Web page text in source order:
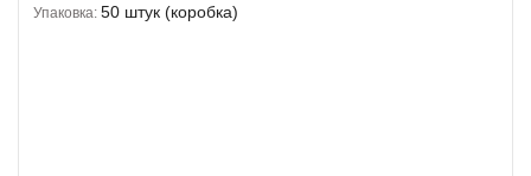
Упаковка: 50 штук (коробка)